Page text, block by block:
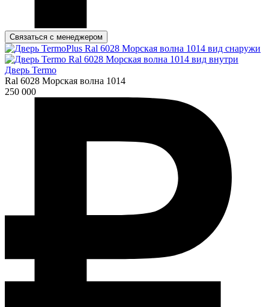
Связаться с менеджером
Дверь Termo
Ral 6028 Морская волна 1014
250 000